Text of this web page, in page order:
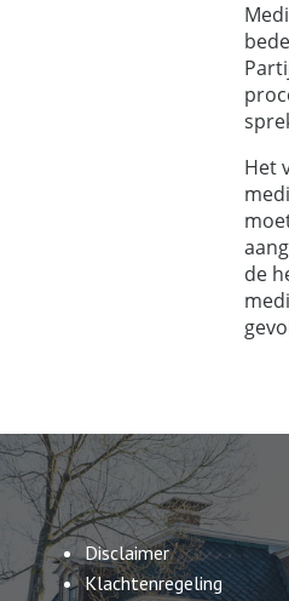
Het
de
Disclaimer
Klachtenregeling